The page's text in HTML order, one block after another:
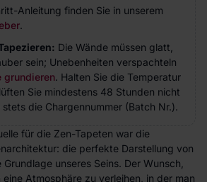
Anleitung finden Sie in unserem
.
Die Wände müssen glatt,
sein; Unebenheiten verspachteln
grundieren. Halten Sie die Temperatur
Sie mindestens 48 Stunden nicht
die Chargennummer (Batch Nr.).
für die Zen-Tapeten war die
die perfekte Darstellung von
unseres Seins. Der Wunsch,
eine Atmosphäre zu verleihen, in der man